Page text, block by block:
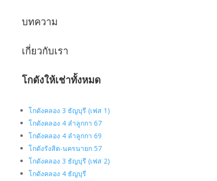
บทความ
เกี่ยวกับเรา
โกดังให้เช่าทั้งหมด
โกดังคลอง 3 ธัญบุรี (เฟส 1)
โกดังคลอง 4 ลำลูกกา 67
โกดังคลอง 4 ลำลูกกา 69
โกดังรังสิต-นครนายก 57
โกดังคลอง 3 ธัญบุรี (เฟส 2)
โกดังคลอง 4 ธัญบุรี